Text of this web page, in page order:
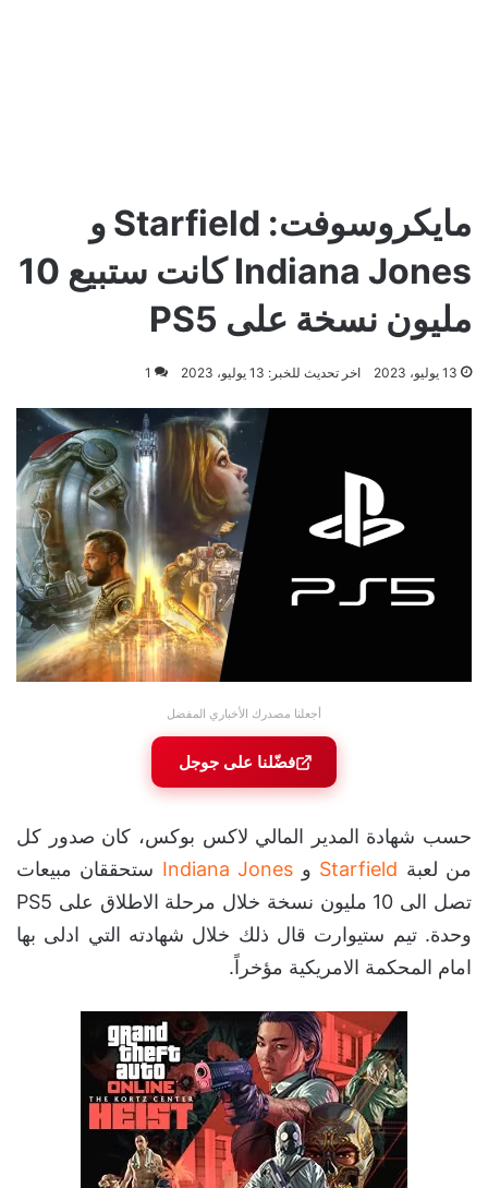
مايكروسوفت: Starfield و
Indiana Jones كانت ستبيع 10
مليون نسخة على PS5
13 يوليو، 2023 اخر تحديث للخبر: 13 يوليو، 2023 1
أجعلنا مصدرك الأخباري المفضل
فضّلنا على جوجل
حسب شهادة ​​المدير المالي لاكس بوكس، كان صدور كل
من لعبة Starfield و Indiana Jones ستحققان مبيعات
تصل الى 10 مليون نسخة خلال مرحلة الاطلاق على PS5
وحدة. تيم ستيوارت قال ذلك خلال شهادته التي ادلى بها
امام المحكمة الامريكية مؤخراً.